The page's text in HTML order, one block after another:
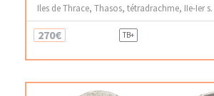
Iles de Thrace, Thasos, tétradrachme, IIe-Ier s.
270€ TB+